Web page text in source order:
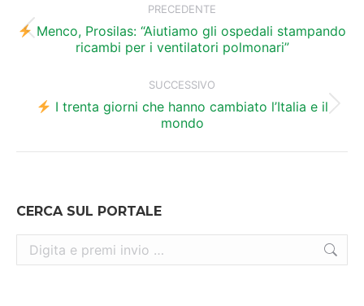
tra
i
PRECEDENTE
Post
precedente:
Menco, Prosilas: “Aiutiamo gli ospedali stampando
ricambi per i ventilatori polmonari”
SUCCESSIVO
Prossimo
post:
I trenta giorni che hanno cambiato l’Italia e il
mondo
CERCA SUL PORTALE
Cerca: